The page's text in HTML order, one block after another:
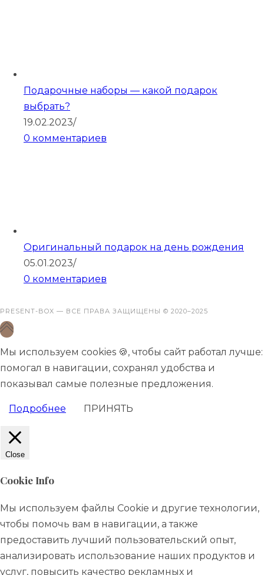
Подарочные наборы — какой подарок
выбрать?
19.02.2023/
0 комментариев
Оригинальный подарок на день рождения
05.01.2023/
0 комментариев
PRESENT-BOX — ВСЕ ПРАВА ЗАЩИЩЕНЫ © 2020–2025
Мы используем cookies 🍪, чтобы сайт работал лучше:
помогал в навигации, сохранял удобства и
показывал самые полезные предложения.
Подробнее ПРИНЯТЬ
Close
Cookie Info
Мы используем файлы Cookie и другие технологии,
чтобы помочь вам в навигации, а также
предоставить лучший пользовательский опыт,
анализировать использование наших продуктов и
услуг, повысить качество рекламных и